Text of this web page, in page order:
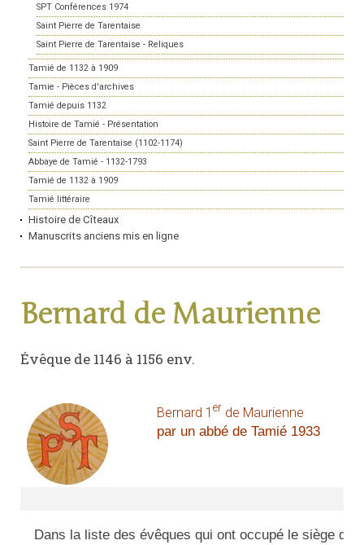
SPT Conférences 1974
Saint Pierre de Tarentaise
Saint Pierre de Tarentaise - Reliques
Tamié de 1132 à 1909
Tamie - Pièces d'archives
Tamié depuis 1132
Histoire de Tamié - Présentation
Saint Pierre de Tarentaise (1102-1174)
Abbaye de Tamié - 1132-1793
Tamié de 1132 à 1909
Tamié littéraire
Histoire de Cîteaux
Manuscrits anciens mis en ligne
Bernard de Maurienne
Évêque de 1146 à 1156 env.
Bernard 1 er de Maurienne
par un abbé de Tamié 1933
Dans la liste des évêques qui ont occupé le siège de